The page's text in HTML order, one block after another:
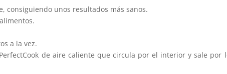
consiguiendo unos resultados más sanos.
a la vez.
de aire caliente que circula por el interior y sale por